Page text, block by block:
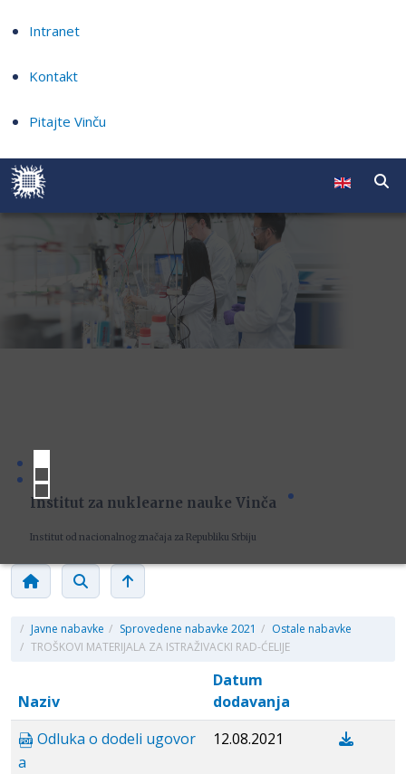
Intranet
Kontakt
Pitajte Vinču
Institut za nuklearne nauke Vinča
Institut od nacionalnog značaja za Republiku Srbiju
/ Javne nabavke / Sprovedene nabavke 2021 / Ostale nabavke
/ TROŠKOVI MATERIJALA ZA ISTRAŽIVACKI RAD-ĆELIJE
Naziv
Datum
dodavanja
Odluka o dodeli ugovor
a
12.08.2021